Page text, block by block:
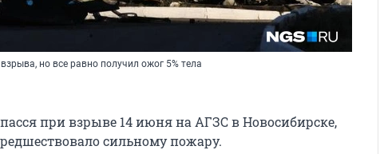
но все равно получил ожог 5% тела
при взрыве 14 июня на АГЗС в Новосибирске,
сильному пожару.